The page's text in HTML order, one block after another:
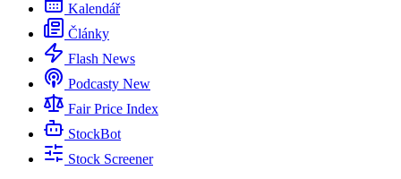
Kalendář
Články
Flash News
Podcasty New
Fair Price Index
StockBot
Stock Screener